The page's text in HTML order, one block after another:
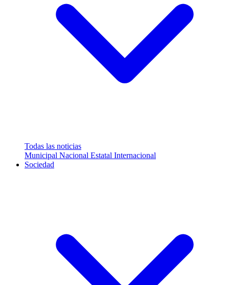
Todas las noticias
Municipal Nacional Estatal Internacional
Sociedad